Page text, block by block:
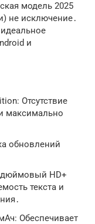
модель 2025
не исключение․
и
Отсутствие
максимально
обновлений
дюймовый HD+
текста и
Обеспечивает